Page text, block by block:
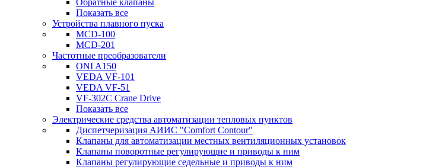
Обратные клапаны
Показать все
Устройства плавного пуска
MCD-100
MCD-201
Частотные преобразователи
ONI A150
VEDA VF-101
VEDA VF-51
VF-302C Crane Drive
Показать все
Электрические средства автоматизации тепловых пунктов
Диспетчеризация АИИС "Comfort Contour"
Клапаны для автоматизации местных вентиляционных установок
Клапаны поворотные регулирующие и приводы к ним
Клапаны регулирующие седельные и приводы к ним